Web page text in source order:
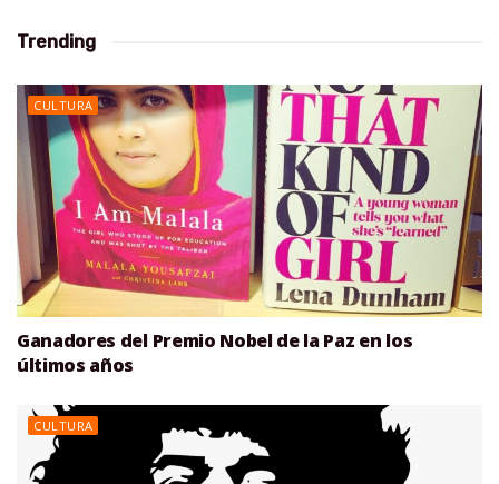
Trending
CULTURA
Ganadores del Premio Nobel de la Paz en los
últimos años
CULTURA